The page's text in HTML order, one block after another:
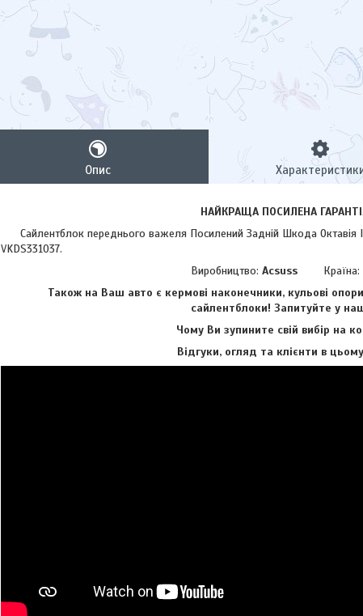
Опис
НАЙКРАЩА ПОСИЛЕНА
Сайлентблок переднього важеля Посилений Задній Шкода
VKDS331037.
Виробництво: Acsuss Країна:
Також на Ваш авто є кермові наконечники, кульові
сайлентблоки! Запитуйте у
Чому Ви зупините свій вибір на
Відгуки, огляд та клієнти в